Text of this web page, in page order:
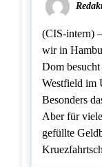
(CIS-intern)
wir in
Dom
Westfield im
Besonders
Aber für
gefüllte